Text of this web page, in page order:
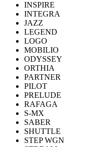
INSPIRE
INTEGRA
JAZZ
LEGEND
LOGO
MOBILIO
ODYSSEY
ORTHIA
PARTNER
PILOT
PRELUDE
RAFAGA
S-MX
SABER
SHUTTLE
STEP WGN